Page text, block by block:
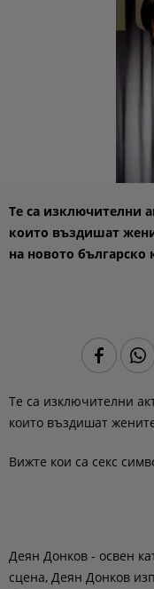
Те са изключителни
които въздишат
на новото българско
Те са изключителни
които въздишат
Вижте кои са секс
Деян Донков - освен
сцена, Деян Донков